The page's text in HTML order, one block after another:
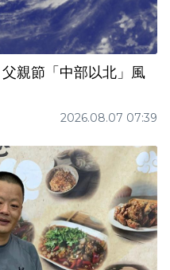
親節「中部以北」風
2026.08.07 07:39